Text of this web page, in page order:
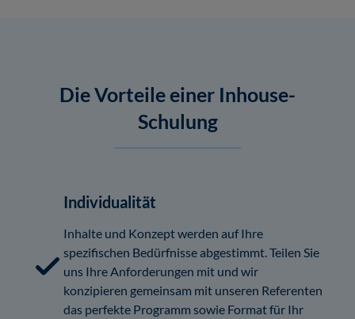
Die Vorteile einer Inhouse-
Schulung
Individualität
Inhalte und Konzept werden auf Ihre
spezifischen Bedürfnisse abgestimmt. Teilen Sie
uns Ihre Anforderungen mit und wir
konzipieren gemeinsam mit unseren Referenten
das perfekte Programm sowie Format für Ihr